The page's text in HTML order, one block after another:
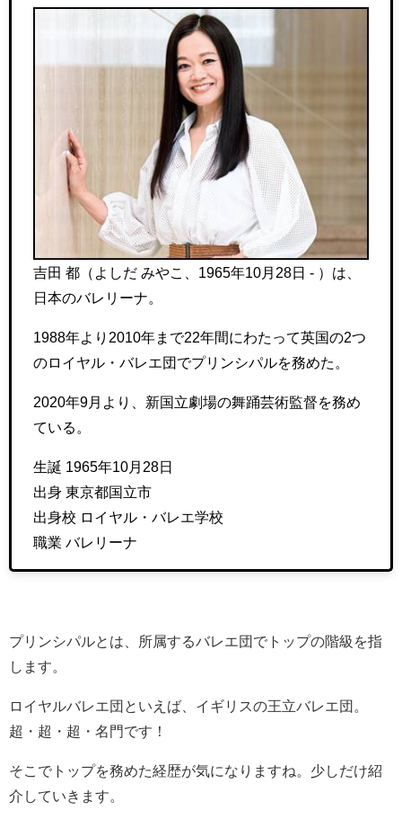
吉田 都（よしだ みやこ、1965年10月28日 - ）は、
日本のバレリーナ。
1988年より2010年まで22年間にわたって英国の2つ
のロイヤル・バレエ団でプリンシパルを務めた。
2020年9月より、新国立劇場の舞踊芸術監督を務め
ている。
生誕 1965年10月28日
出身 東京都国立市
出身校 ロイヤル・バレエ学校
職業 バレリーナ
プリンシパルとは、所属するバレエ団でトップの階級を指
します。
ロイヤルバレエ団といえば、イギリスの王立バレエ団。
超・超・超・名門です！
そこでトップを務めた経歴が気になりますね。少しだけ紹
介していきます。